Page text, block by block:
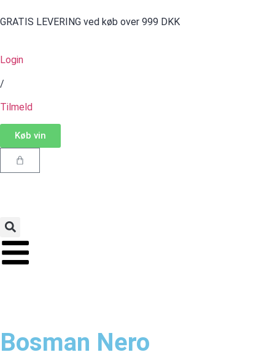
GRATIS LEVERING ved køb over 999 DKK
Login
/
Tilmeld
Køb vin
Bosman Nero